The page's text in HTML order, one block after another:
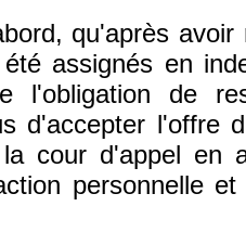
qu'après
assignés en
l'obligation de
d'accepter l'offre
cour d'appel en
personnelle